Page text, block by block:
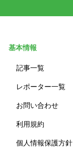
基本情報
記事一覧
レポーター一覧
お問い合わせ
利用規約
個人情報保護方針